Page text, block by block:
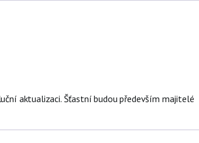
aktualizaci. Šťastní budou především majitelé